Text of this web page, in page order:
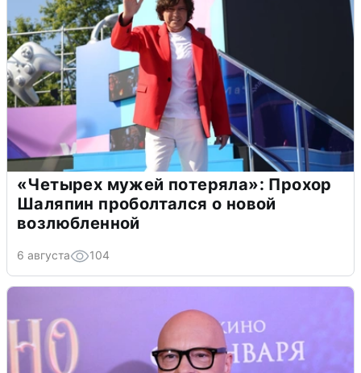
«Четырех мужей потеряла»: Прохор
Шаляпин проболтался о новой
возлюбленной
6 августа 104